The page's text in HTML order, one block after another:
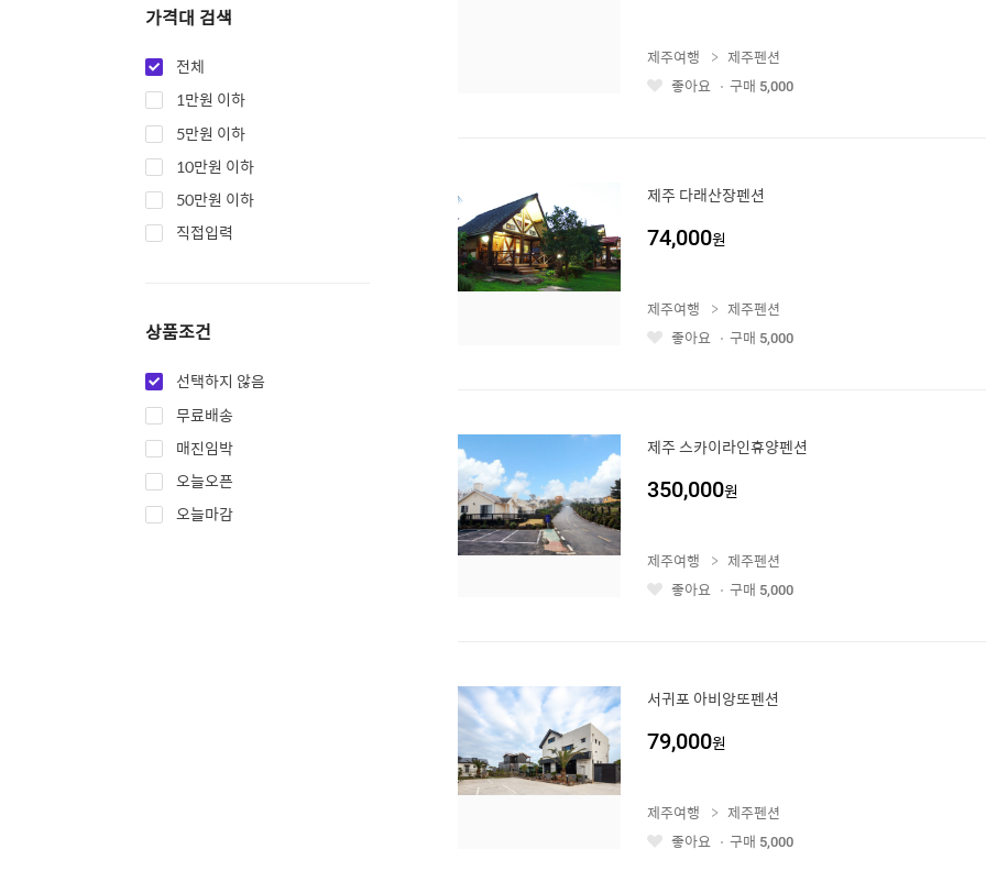
가격대 검색
전체
1만원 이하
5만원 이하
10만원 이하
50만원 이하
직접입력
상품조건
선택하지 않음
무료배송
매진임박
오늘오픈
오늘마감
좋
제주여행
제주펜션
좋아요
구매 5,000
제주 다래산장펜션
74,000원
좋
제주여행
제주펜션
좋아요
구매 5,000
제주 스카이라인휴양펜션
350,000원
좋
제주여행
제주펜션
좋아요
구매 5,000
서귀포 아비앙또펜션
79,000원
좋
제주여행
제주펜션
좋아요
구매 5,000